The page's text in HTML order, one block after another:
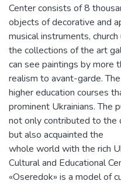
Center consists of 8
objects of decorative and
musical instruments,
the collections of the art
can see paintings by more
realism to avant-garde.
higher education courses
prominent Ukrainians. The
not only contributed to the
but also acquainted the
whole world with the rich
Cultural and Educational
«Oseredok» is a model of